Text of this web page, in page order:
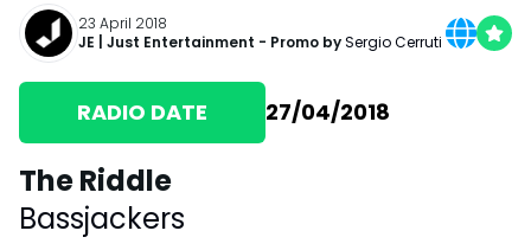
23 April 2018
JE | Just Entertainment - Promo bySergio Cerruti
RADIO DATE 27/04/2018
The Riddle
Bassjackers